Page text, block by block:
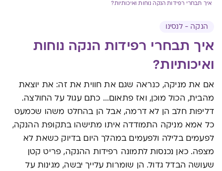
איך תבחרי רפידות הנקה נוחות ואיכותיות?
הנקה - לנסינו
איך תבחרי רפידות הנקה נוחות
ואיכותיות?
אם את מניקה, כנראה שגם את חווית את זה: את יוצאת
מהבית, הכול מוכן, ואז פתאום... כתם עגול על החולצה.
דליפות חלב הן לא דרמה, אבל הן בהחלט משהו שכמעט
כל אמא מניקה התמודדה איתו מתישהו בתקופת ההנקה,
לפעמים בלילה ולפעמים במהלך היום בדיוק כשאת לא
מצפה. כאן נכנסות לתמונה רפידות ההנקה, פריט קטן
שעושה הבדל גדול. הן שומרות עלייך יבשה, מגינות על